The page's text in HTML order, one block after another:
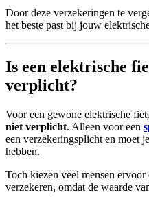
Door deze verzekeringen te
het beste past bij jouw
Is een elektrische
verplicht?
Voor een gewone elektrische
niet verplicht. Alleen voor een
een verzekeringsplicht en moet
hebben.
Toch kiezen veel mensen
verzekeren, omdat de waarde